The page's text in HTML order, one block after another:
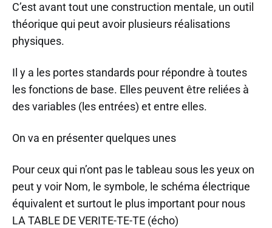
C’est avant tout une construction mentale, un outil
théorique qui peut avoir plusieurs réalisations
physiques.
Il y a les portes standards pour répondre à toutes
les fonctions de base. Elles peuvent être reliées à
des variables (les entrées) et entre elles.
On va en présenter quelques unes
Pour ceux qui n’ont pas le tableau sous les yeux on
peut y voir Nom, le symbole, le schéma électrique
équivalent et surtout le plus important pour nous
LA TABLE DE VERITE-TE-TE (écho)